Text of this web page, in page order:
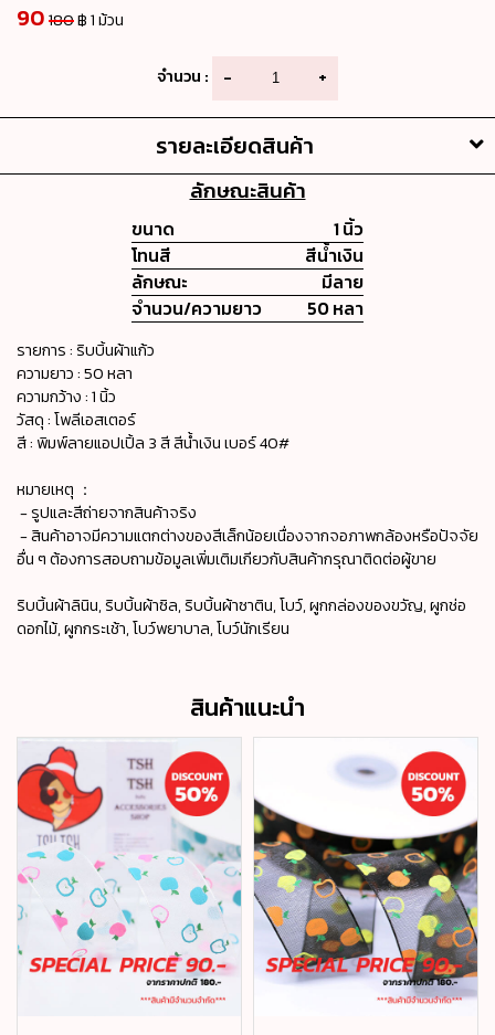
90180฿ 1 ม้วน
จำนวน : - +
รายละเอียดสินค้า
ลักษณะสินค้า
ขนาด
1 นิ้ว
โทนสี
สีน้ำเงิน
ลักษณะ
มีลาย
จำนวน/ความยาว
50 หลา
รายการ : ริบบิ้นผ้าแก้ว
ความยาว : 50 หลา
ความกว้าง : 1 นิ้ว
วัสดุ : โพลีเอสเตอร์
สี : พิมพ์ลายแอปเปิ้ล 3 สี สีน้ำเงิน เบอร์ 40#
หมายเหตุ ：
- รูปและสีถ่ายจากสินค้าจริง
- สินค้าอาจมีความแตกต่างของสีเล็กน้อยเนื่องจากจอภาพกล้องหรือปัจจัย
อื่น ๆ ต้องการสอบถามข้อมูลเพิ่มเติมเกียวกับสินค้ากรุณาติดต่อผู้ขาย
ริบบิ้นผ้าลินิน, ริบบิ้นผ้าซิล, ริบบิ้นผ้าซาติน, โบว์, ผูกกล่องของขวัญ, ผูกช่อ
ดอกไม้, ผูกกระเช้า, โบว์พยาบาล, โบว์นักเรียน
สินค้าแนะนำ